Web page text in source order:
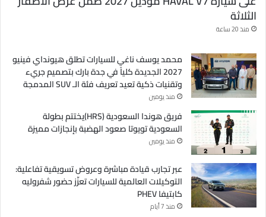
الثلاثة
منذ 20 ساعة
محمد يوسف ناغي للسيارات تطلق هيونداي فينيو
2027 الجديدة كلياً في جدة بارك بتصميم جريء
وتقنيات ذكية تعيد تعريف فئة الـ SUV المدمجة
منذ يومين
فريق هوندا السعودية (HRS)يختتم بطولة
السعودية تويوتا صعود الهضبة بإنجازات مميزة
منذ يومين
عبر تجارب قيادة مباشرة وعروض تسويقية تفاعلية:
التوكيلات العالمية للسيارات تعزّز حضور شفروليه
كابتيفا PHEV
منذ 7 أيام